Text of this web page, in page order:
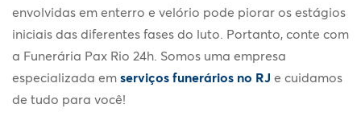
envolvidas em enterro e velório pode piorar os estágios
iniciais das diferentes fases do luto. Portanto, conte com
a Funerária Pax Rio 24h. Somos uma empresa
especializada em serviços funerários no RJ e cuidamos
de tudo para você!